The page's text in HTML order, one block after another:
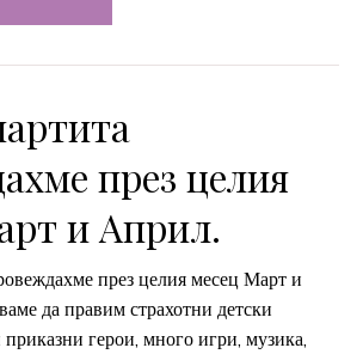
през целия
и Април.
през целия месец Март и
да правим страхотни детски
герои, много игри, музика,